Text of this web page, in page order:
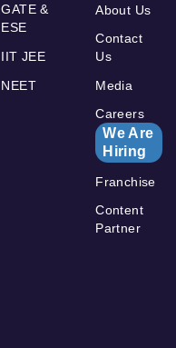
GATE &
ESE
IIT JEE
NEET
About Us
Contact
Us
Media
Careers
We Are
Hiring
Franchise
Content
Partner